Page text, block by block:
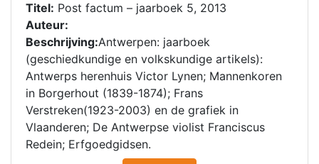
Titel: Post factum – jaarboek 5, 2013
Auteur:
Beschrijving:Antwerpen: jaarboek
(geschiedkundige en volkskundige artikels):
Antwerps herenhuis Victor Lynen; Mannenkoren
in Borgerhout (1839-1874); Frans
Verstreken(1923-2003) en de grafiek in
Vlaanderen; De Antwerpse violist Franciscus
Redein; Erfgoedgidsen.